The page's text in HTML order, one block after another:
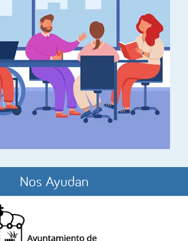
Nos Ayudan